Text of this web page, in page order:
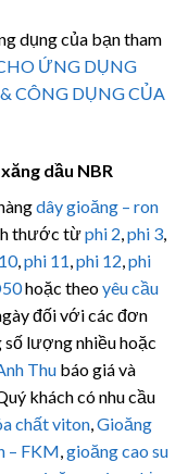
dụng của bạn tham
ỨNG DỤNG
CÔNG DỤNG CỦA
dầu NBR
dây gioăng – ron
thước từphi 2 phi 3
, phi 11 phi 12 phi
hoặc theoyêu cầu
đối với các đơn
lượng nhiều hoặc
Thu báo giá và
khách có nhu cầu
chất viton Gioăng
– FKM gioăng cao su